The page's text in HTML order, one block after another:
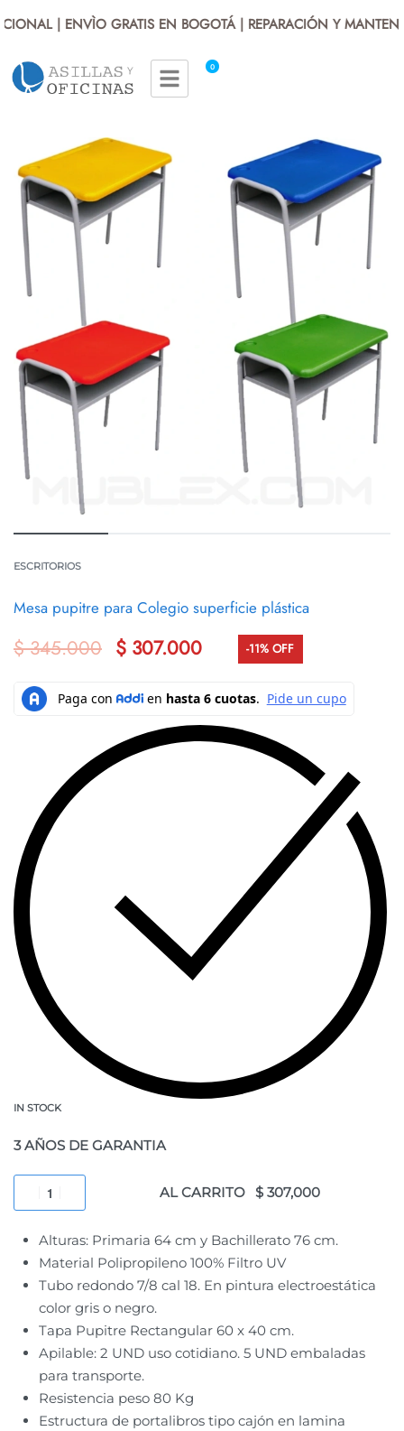
| ENVÌO GRATIS EN BOGOTÁ | REPARACIÓN Y
0
ESCRITORIOS
Mesa pupitre para Colegio superficie plástica
$345.000 $ 307.000 -11% OFF
IN STOCK
3 AÑOS DE GARANTIA
AL CARRITO
Alturas: Primaria 64 cm y Bachillerato 76 cm.
Material Polipropileno 100% Filtro UV
Tubo redondo 7/8 cal 18. En pintura electroestática
color gris o negro.
Tapa Pupitre Rectangular 60 x 40 cm.
Apilable: 2 UND uso cotidiano. 5 UND embaladas
para transporte.
Resistencia peso 80 Kg
Estructura de portalibros tipo cajón en lamina